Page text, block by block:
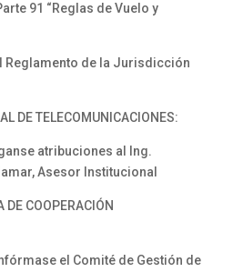
91 “Reglas de Vuelo y
Reglamento de la Jurisdicción
DE TELECOMUNICACIONES:
atribuciones al Ing.
Asesor Institucional
DE COOPERACIÓN
el Comité de Gestión de